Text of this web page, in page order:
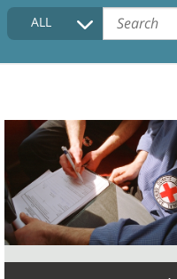
COLLECTIONS DESCRIPTION
FAQ
ALL